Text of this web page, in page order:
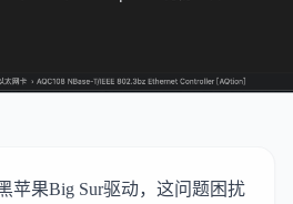
苹果Big Sur驱动，这问题困扰